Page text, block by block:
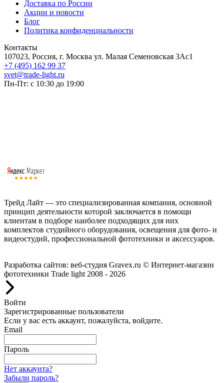
Доставка по России
Акции и новости
Блог
Политика конфиденциальности
Контакты
107023, Россия, г. Москва ул. Малая Семеновская 3Ас1
+7 (495) 162 99 37
svet@trade-light.ru
Пн-Пт: с 10:30 до 19:00
Трейд Лайт — это специализированная компания, основной
принцип деятельности которой заключается в помощи
клиентам в подборе наиболее подходящих для них
комплектов студийного оборудования, освещения для фото- и
видеостудий, профессиональной фототехники и аксессуаров.
Разработка сайтов: веб-студия Gravex.ru © Интернет-магазин
фототехники Trade light 2008 - 2026
Войти
Зарегистрированные пользователи
Если у вас есть аккаунт, пожалуйста, войдите.
Email
Пароль
Нет аккаунта?
Забыли пароль?